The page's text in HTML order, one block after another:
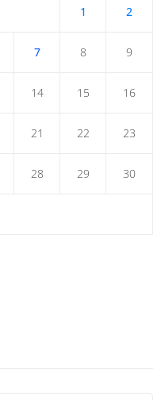
1 2
7 8 9
14 15 16
21 22 23
28 29 30